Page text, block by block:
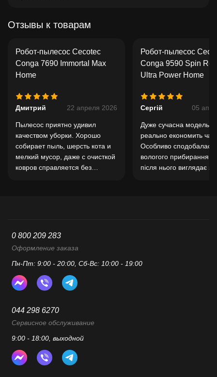
Отзывы к товарам
Робот-пылесос Cecotec
Conga 7690 Immortal Max
Home
Дмитрий 22 апреля 2026
Пылесос приятно удивил
качеством уборки. Хорошо
собирает пыль, шерсть кота и
мелкий мусор, даже с очисткой
ковров справляется без
средней площади.
Робот-пылесос
Conga 9590 Spin
Ultra Power Home
Сергій 05
Дуже сучасна модель,
реально економить час.
Особливо сподобалась
вологого прибирання -
після нього виглядає
0 800 209 283
Оформление заказа
Пн-Пт: 9:00 - 20:00, Сб-Вс: 10:00 - 19:00
044 298 6270
Сервисное обслуживание
9:00 - 18:00, выходной